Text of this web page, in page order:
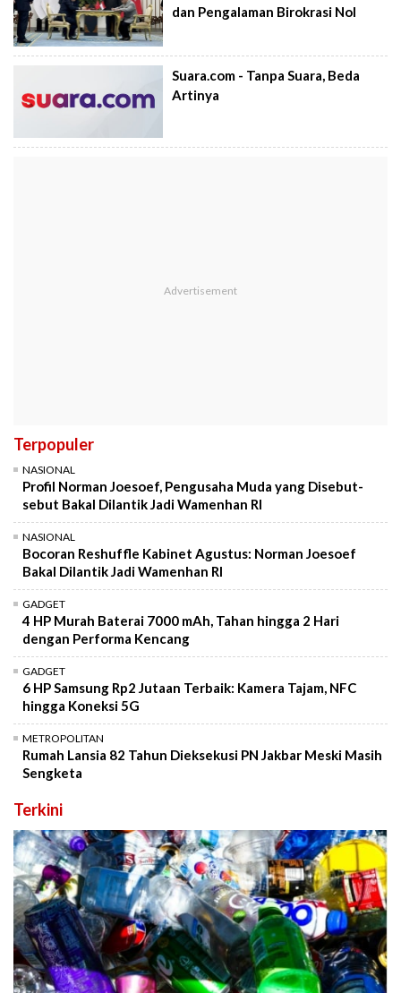
dan Pengalaman Birokrasi Nol
Suara.com - Tanpa Suara, Beda
Artinya
Terpopuler
NASIONAL
Profil Norman Joesoef, Pengusaha Muda yang Disebut-
sebut Bakal Dilantik Jadi Wamenhan RI
NASIONAL
Bocoran Reshuffle Kabinet Agustus: Norman Joesoef
Bakal Dilantik Jadi Wamenhan RI
GADGET
4 HP Murah Baterai 7000 mAh, Tahan hingga 2 Hari
dengan Performa Kencang
GADGET
6 HP Samsung Rp2 Jutaan Terbaik: Kamera Tajam, NFC
hingga Koneksi 5G
METROPOLITAN
Rumah Lansia 82 Tahun Dieksekusi PN Jakbar Meski Masih
Sengketa
Terkini